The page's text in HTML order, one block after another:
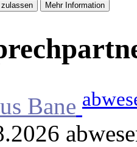
Bane